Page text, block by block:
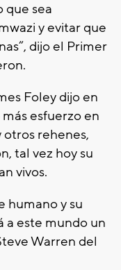
que sea
y evitar que
dijo el Primer
Foley dijo en
esfuerzo en
otros rehenes,
tal vez hoy su
vivos.
humano y su
a este mundo un
Warren del